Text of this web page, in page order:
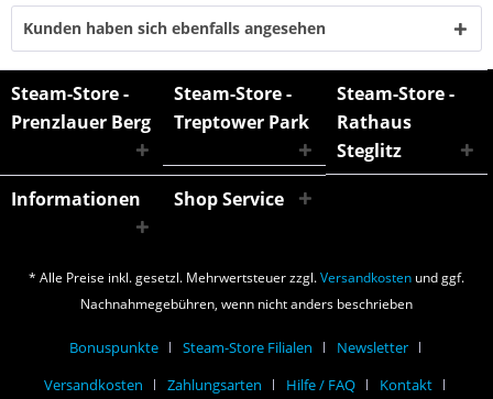
Kunden haben sich ebenfalls angesehen
Steam-Store -
Prenzlauer Berg
Steam-Store -
Treptower Park
Steam-Store -
Rathaus
Steglitz
Informationen
Shop Service
* Alle Preise inkl. gesetzl. Mehrwertsteuer zzgl.Versandkosten und ggf.
Nachnahmegebühren, wenn nicht anders beschrieben
Bonuspunkte Steam-Store Filialen
Newsletter
Versandkosten
Zahlungsarten Hilfe / FAQ Kontakt